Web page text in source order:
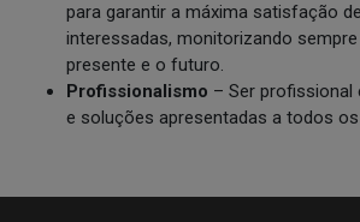
para garantir a máxima satisfação
interessadas, monitorizando
presente e o futuro.
Profissionalismo – Ser
e soluções apresentadas a todos